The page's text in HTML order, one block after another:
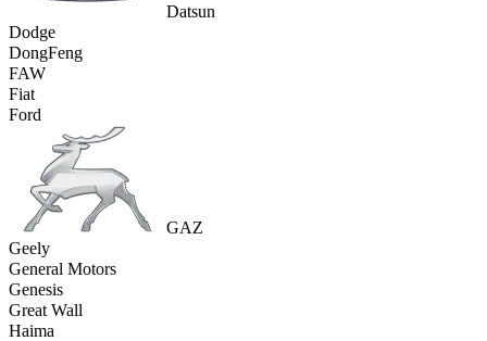
Datsun
Dodge
DongFeng
FAW
Fiat
Ford
GAZ
Geely
General Motors
Genesis
Great Wall
Haima